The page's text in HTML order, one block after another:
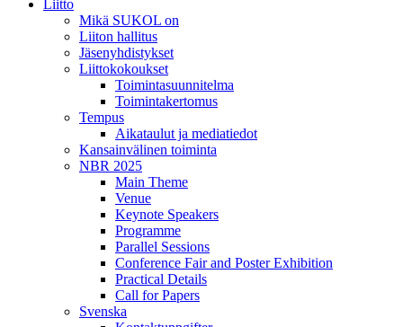
Liitto
Mikä SUKOL on
Liiton hallitus
Jäsenyhdistykset
Liittokokoukset
Toimintasuunnitelma
Toimintakertomus
Tempus
Aikataulut ja mediatiedot
Kansainvälinen toiminta
NBR 2025
Main Theme
Venue
Keynote Speakers
Programme
Parallel Sessions
Conference Fair and Poster Exhibition
Practical Details
Call for Papers
Svenska